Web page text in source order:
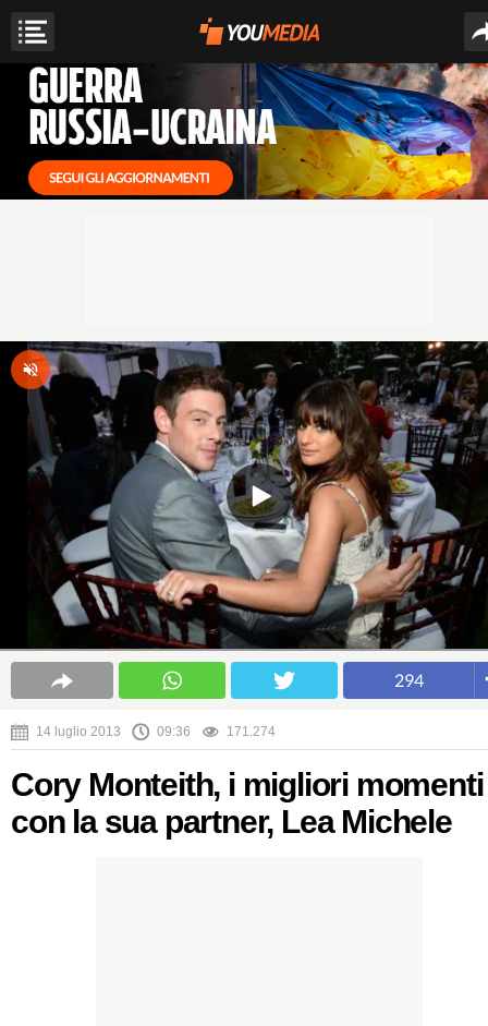
294
14 luglio 2013 09:36 171.274
Cory Monteith, i migliori momenti
con la sua partner, Lea Michele